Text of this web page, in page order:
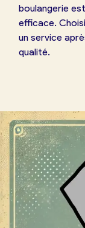
boulangerie
efficace.
un service
qualité.